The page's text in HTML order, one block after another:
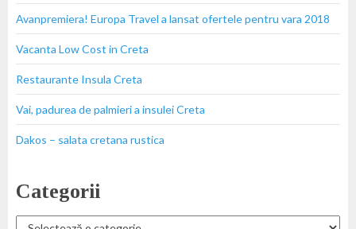
Avanpremiera! Europa Travel a lansat ofertele pentru vara 2018
Vacanta Low Cost in Creta
Restaurante Insula Creta
Vai, padurea de palmieri a insulei Creta
Dakos – salata cretana rustica
Categorii
Categorii